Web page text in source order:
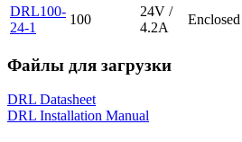
DRL100-
24-1
100
24V /
4.2A
Enclosed
Файлы для загрузки
DRL Datasheet
DRL Installation Manual